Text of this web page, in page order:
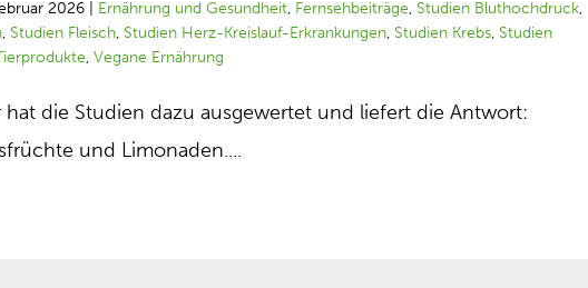
2026 Ernährung und Gesundheit, Fernsehbeiträge, Studien Bluthochdruck,
, Studien Fleisch, Studien Herz-Kreislauf-Erkrankungen, Studien Krebs, Studien
,Vegane Ernährung
hat die Studien dazu ausgewertet und liefert die Antwort:
und Limonaden....